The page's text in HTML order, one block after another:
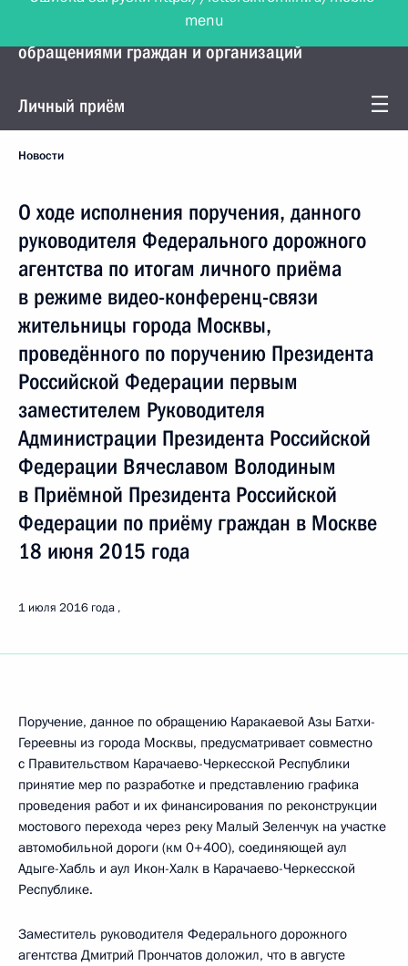
Управление Президента по работе с
обращениями граждан и организаций
Личный приём
Новости
О ходе исполнения поручения, данного
руководителя Федерального дорожного
агентства по итогам личного приёма
в режиме видео-конференц-связи
жительницы города Москвы,
проведённого по поручению Президента
Российской Федерации первым
заместителем Руководителя
Администрации Президента Российской
Федерации Вячеславом Володиным
в Приёмной Президента Российской
Федерации по приёму граждан в Москве
18 июня 2015 года
1 июля 2016 года
Поручение, данное по обращению Каракаевой Азы Батхи-
Гереевны из города Москвы, предусматривает совместно
с Правительством Карачаево-Черкесской Республики
принятие мер по разработке и представлению графика
проведения работ и их финансирования по реконструкции
мостового перехода через реку Малый Зеленчук на участке
автомобильной дороги (км 0+400), соединяющей аул
Адыге-Хабль и аул Икон-Халк в Карачаево-Черкесской
Республике.
Заместитель руководителя Федерального дорожного
агентства Дмитрий Прончатов доложил, что в августе
menu